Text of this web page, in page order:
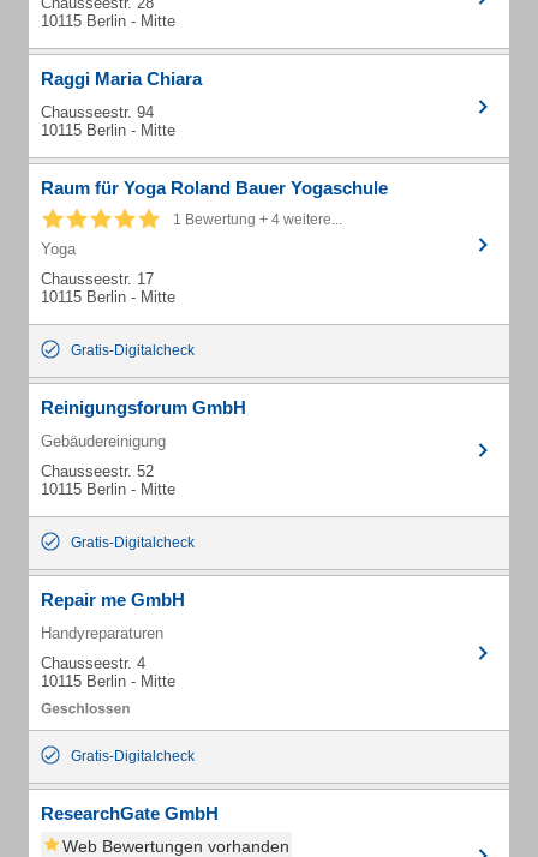
10115 Berlin - Mitte
Raggi Maria Chiara
Chausseestr. 94
10115 Berlin - Mitte
Raum für Yoga Roland Bauer Yogaschule
1 Bewertung + 4 weitere...
Yoga
Chausseestr. 17
10115 Berlin - Mitte
Gratis-Digitalcheck
Reinigungsforum GmbH
Gebäudereinigung
Chausseestr. 52
10115 Berlin - Mitte
Gratis-Digitalcheck
Repair me GmbH
Handyreparaturen
Chausseestr. 4
10115 Berlin - Mitte
Gratis-Digitalcheck
ResearchGate GmbH
Web Bewertungen vorhanden